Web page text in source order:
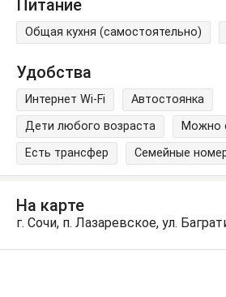
Питание
Общая кухня (самостоятельно)
Удобства
Интернет Wi-Fi
Автостоянка
Дети любого возраста
Можно
Есть трансфер
Семейные
На карте
г. Сочи, п. Лазаревское, ул.